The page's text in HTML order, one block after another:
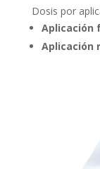
Dosis por
Aplicación
Aplicación